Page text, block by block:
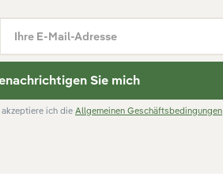
Ihre E-Mail-Adresse
Sie mich
ich die Allgemeinen Geschäftsbedingungen